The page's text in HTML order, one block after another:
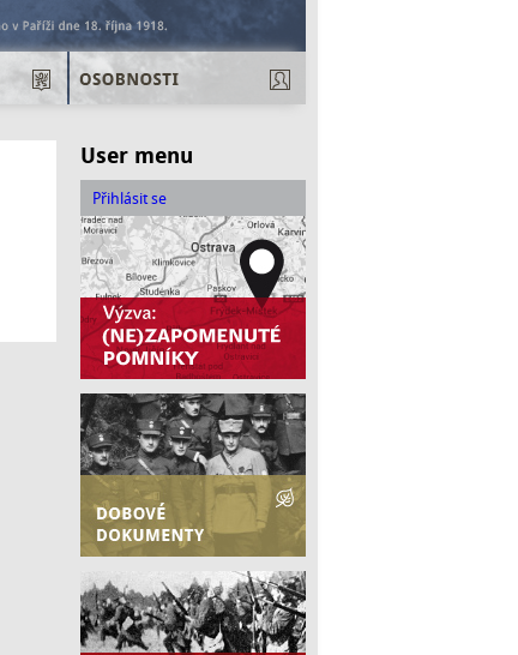
User menu
Přihlásit se